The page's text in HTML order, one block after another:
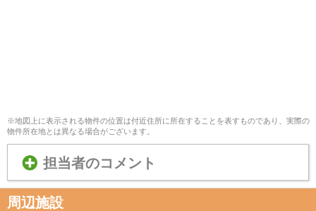
※地図上に表示される物件の位置は付近住所に所在することを表すものであり、実際の
物件所在地とは異なる場合がございます。
担当者のコメント
周辺施設